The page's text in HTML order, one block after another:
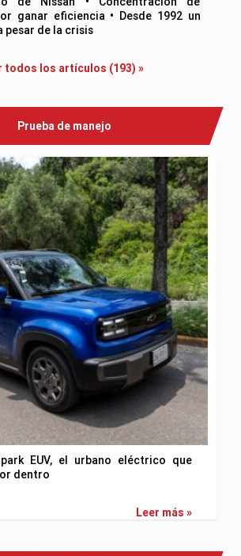
ganar eficiencia • Desde 1992 un
pesar de la crisis
todos los artículos (193) »
Prueba de manejo
EUV, el urbano eléctrico que
dentro
Leer más »